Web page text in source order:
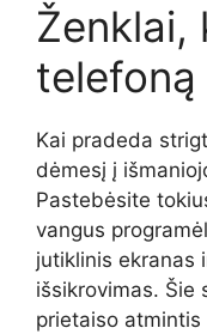
Ženklai,
Kai pradeda
dėmesį į
Pastebėsite
vangus
jutiklinis ekranas
išsikrovimas. Šie
prietaiso